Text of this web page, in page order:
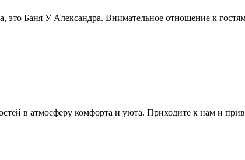
это Баня У Александра. Внимательное отношение к
в атмосферу комфорта и уюта. Приходите к нам и